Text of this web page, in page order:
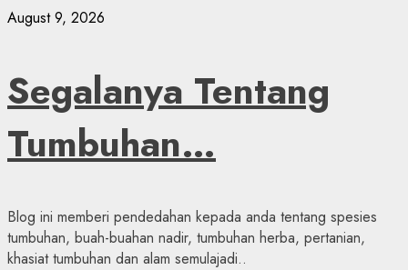
Skip
August 9, 2026
Segalanya Tentang
Tumbuhan…
Blog ini memberi pendedahan kepada anda tentang spesies
tumbuhan, buah-buahan nadir, tumbuhan herba, pertanian,
khasiat tumbuhan dan alam semulajadi..